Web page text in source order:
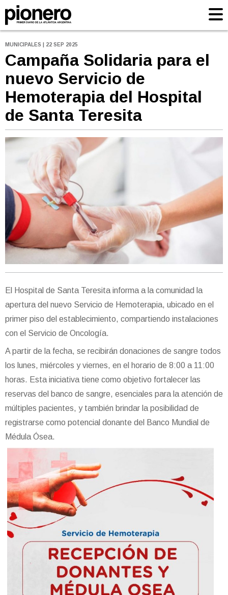
MUNICIPALES | 22 SEP 2025
Campaña Solidaria para el
nuevo Servicio de
Hemoterapia del Hospital
de Santa Teresita
El Hospital de Santa Teresita informa a la comunidad la
apertura del nuevo Servicio de Hemoterapia, ubicado en el
primer piso del establecimiento, compartiendo instalaciones
con el Servicio de Oncología.
A partir de la fecha, se recibirán donaciones de sangre todos
los lunes, miércoles y viernes, en el horario de 8:00 a 11:00
horas. Esta iniciativa tiene como objetivo fortalecer las
reservas del banco de sangre, esenciales para la atención de
múltiples pacientes, y también brindar la posibilidad de
registrarse como potencial donante del Banco Mundial de
Médula Ósea.